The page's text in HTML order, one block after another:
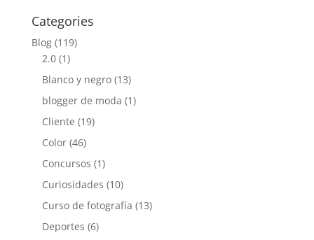
Categories
Blog(119)
2.0(1)
Blanco y negro(13)
blogger de moda (1)
Cliente (19)
Color(46)
Concursos (1)
Curiosidades (10)
Curso de fotografía (13)
Deportes (6)